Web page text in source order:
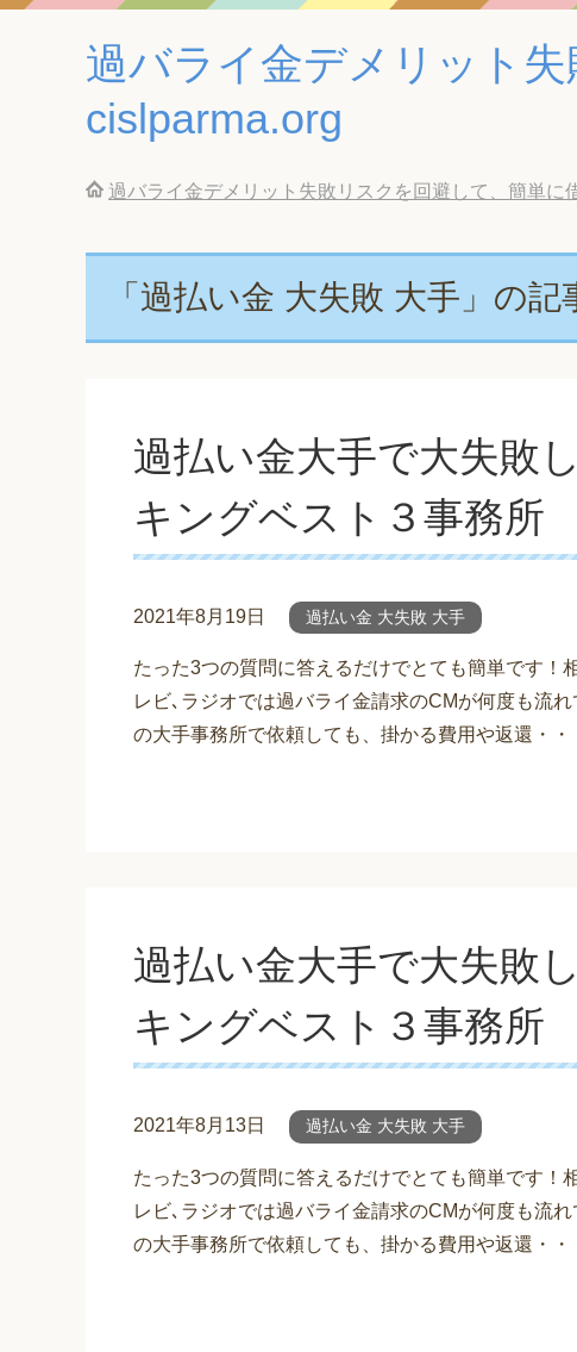
過バライ金デメリット
cislparma.org
過バライ金デメリット失敗リスクを回避して、簡単に
「過払い金 大失敗 大手」の記
過払い金大手で大失敗
キングベスト３事務所
2021年8月19日 過払い金 大失敗 大手
たった3つの質問に答えるだけでとても簡単です！
レビ､ラジオでは過バライ金請求のCMが何度も流
の大手事務所で依頼しても、掛かる費用や返還・・
過払い金大手で大失敗
キングベスト３事務所
2021年8月13日 過払い金 大失敗 大手
たった3つの質問に答えるだけでとても簡単です！
レビ､ラジオでは過バライ金請求のCMが何度も流
の大手事務所で依頼しても、掛かる費用や返還・・